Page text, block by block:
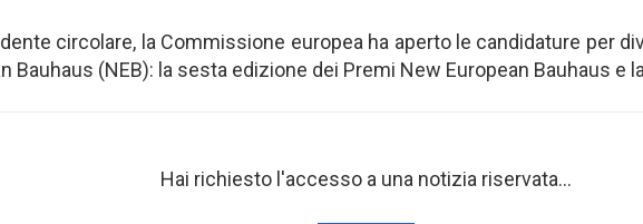
circolare, la Commissione europea ha aperto le candidature per
Bauhaus (NEB): la sesta edizione dei Premi New European Bauhaus e
Hai richiesto l'accesso a una notizia riservata...